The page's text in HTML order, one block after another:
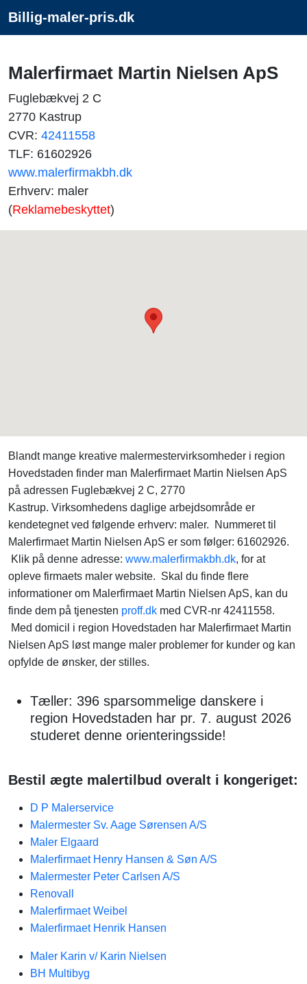
Billig-maler-pris.dk
Malerfirmaet Martin Nielsen ApS
Fuglebækvej 2 C
2770 Kastrup
CVR: 42411558
TLF: 61602926
www.malerfirmakbh.dk
Erhverv: maler
(Reklamebeskyttet)
Blandt mange kreative malermestervirksomheder i region
Hovedstaden finder man Malerfirmaet Martin Nielsen ApS
på adressen Fuglebækvej 2 C, 2770
Kastrup. Virksomhedens daglige arbejdsområde er
kendetegnet ved følgende erhverv: maler. Nummeret til
Malerfirmaet Martin Nielsen ApS er som følger: 61602926.
Klik på denne adresse: www.malerfirmakbh.dk, for at
opleve firmaets maler website. Skal du finde flere
informationer om Malerfirmaet Martin Nielsen ApS, kan du
finde dem på tjenesten proff.dk med CVR-nr 42411558.
Med domicil i region Hovedstaden har Malerfirmaet Martin
Nielsen ApS løst mange maler problemer for kunder og kan
opfylde de ønsker, der stilles.
Tæller: 396 sparsommelige danskere i
region Hovedstaden har pr. 7. august 2026
studeret denne orienteringsside!
Bestil ægte malertilbud overalt i kongeriget:
D P Malerservice
Malermester Sv. Aage Sørensen A/S
Maler Elgaard
Malerfirmaet Henry Hansen & Søn A/S
Malermester Peter Carlsen A/S
Renovall
Malerfirmaet Weibel
Malerfirmaet Henrik Hansen
Maler Karin v/ Karin Nielsen
BH Multibyg